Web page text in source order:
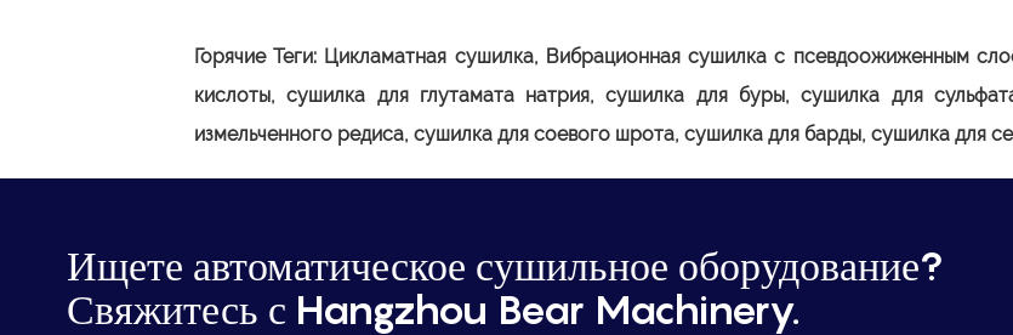
Горячие Теги: Цикламатная сушилка, Вибрационная сушилка с псевдоожиженным
кислоты, сушилка для глутамата натрия, сушилка для буры, сушилка для
измельченного редиса, сушилка для соевого шрота, сушилка для барды, сушилка для
Ищете автоматическое сушильное оборудование?
Свяжитесь с Hangzhou Bear Machinery.